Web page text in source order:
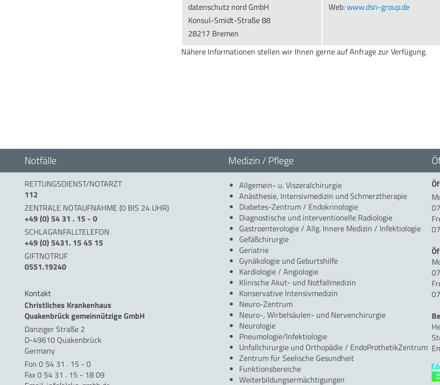
datenschutz nord GmbH
Konsul-Smidt-Straße 88
28217 Bremen
Web:www.dsn-group.de
Nähere Informationen stellen wir Ihnen gerne auf Anfrage zur Verfügung.
Notfälle Medizin / Pflege
RETTUNGSDIENST/NOTARZT
112
ZENTRALE NOTAUFNAHME (0 BIS 24 UHR)
+49 (0) 54 31 . 15 - 0
SCHLAGANFALLTELEFON
+49 (0) 5431. 15 45 15
GIFTNOTRUF
0551.19240
Kontakt
Christliches Krankenhaus
Quakenbrück gemeinnützige GmbH
Danziger Straße 2
D-49610 Quakenbrück
Germany
Fon 0 54 31 . 15 - 0
Fax 0 54 31 . 15 - 18 09
Allgemein- u. Viszeralchirurgie
Anästhesie, Intensivmedizin und Schmerztherapie
Diabetes-Zentrum / Endokrinologie
Diagnostische und interventionelle Radiologie
Gastroenterologie / Allg. Innere Medizin / Infektiologie
Gefäßchirurgie
Geriatrie
Gynäkologie und Geburtshilfe
Kardiologie / Angiologie
Klinische Akut- und Notfallmedizin
Konservative Intensivmedizin
Neuro-Zentrum
Neuro-, Wirbelsäulen- und Nervenchirurgie
Neurologie
Pneumologie/Infektiologie
Unfallchirurgie und Orthopädie / EndoProthetikZentrum
Zentrum für Seelische Gesundheit
Funktionsbereiche
Weiterbildungsermächtigungen